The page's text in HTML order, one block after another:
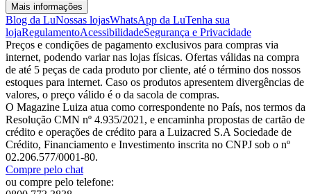
Mais informações
Blog da LuNossas lojasWhatsApp da LuTenha sua
lojaRegulamentoAcessibilidadeSegurança e Privacidade
Preços e condições de pagamento exclusivos para compras via
internet, podendo variar nas lojas físicas. Ofertas válidas na compra
de até 5 peças de cada produto por cliente, até o término dos nossos
estoques para internet. Caso os produtos apresentem divergências de
valores, o preço válido é o da sacola de compras.
O Magazine Luiza atua como correspondente no País, nos termos da
Resolução CMN nº 4.935/2021, e encaminha propostas de cartão de
crédito e operações de crédito para a Luizacred S.A Sociedade de
Crédito, Financiamento e Investimento inscrita no CNPJ sob o nº
02.206.577/0001-80.
Compre pelo chat
ou compre pelo telefone: